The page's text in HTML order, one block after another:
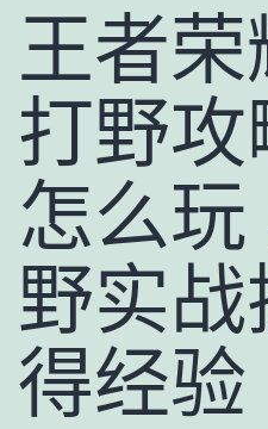
王者
打野
怎么
野实
得经验